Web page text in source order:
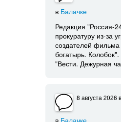
в Балачке
Редакция "Россия-
прокуратуру из-за
создателей
богатырь.
"Вести. Дежурная
8 августа 2026